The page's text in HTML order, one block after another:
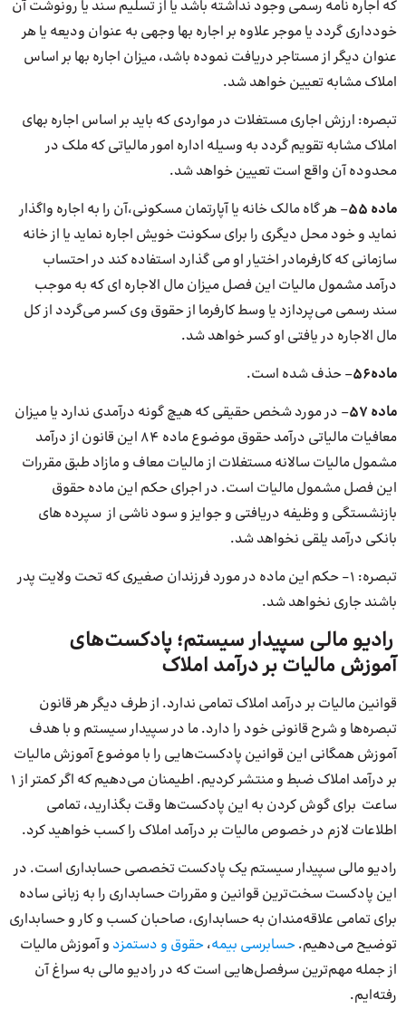
که اجاره نامه رسمی وجود نداشته باشد یا از تسلیم سند یا رونوشت آن
خودداری گردد یا موجر علاوه بر اجاره بها وجهی به عنوان ودیعه یا هر
عنوان دیگر از مستاجر دریافت نموده باشد، میزان اجاره بها بر اساس
املاک مشابه تعیین خواهد شد.
تبصره: ارزش اجاری مستغلات در مواردی که باید بر اساس اجاره بهای
املاک مشابه تقویم گردد به وسیله اداره امور مالیاتی که ملک در
محدوده آن واقع است تعیین خواهد شد.
ماده ۵۵– هر گاه مالک خانه یا آپارتمان مسکونی،آن را به اجاره واگذار
نماید و خود محل دیگری را برای سکونت خویش اجاره نماید یا از خانه
سازمانی که کارفرمادر اختیار او می گذارد استفاده کند در احتساب
درآمد مشمول مالیات این فصل میزان مال الاجاره ای که به موجب
سند رسمی می‌پردازد یا وسط کارفرما از حقوق وی کسر می‌گردد از کل
مال الاجاره در یافتی او کسر خواهد شد.
ماده۵۶– حذف شده است.
ماده ۵۷– در مورد شخص حقیقی که هیچ گونه درآمدی ندارد یا میزان
معافیات مالیاتی درآمد حقوق موضوع ماده ۸۴ این قانون از درآمد
مشمول مالیات سالانه مستغلات از مالیات معاف و مازاد طبق مقررات
این فصل مشمول مالیات است. در اجرای حکم این ماده حقوق
بازنشستگی و وظیفه دریافتی و جوایز و سود ناشی از سپرده های
بانکی درآمد یلقی نخواهد شد.
تبصره: ۱- حکم این ماده در مورد فرزندان صغیری که تحت ولایت پدر
باشند جاری نخواهد شد.
رادیو مالی سپیدار سیستم؛ پادکست‌های
آموزش مالیات بر درآمد املاک
قوانین مالیات بر درآمد املاک تمامی ندارد. از طرف دیگر هر قانون
تبصره‌ها و شرح قانونی خود را دارد. ما در سپیدار سیستم و با هدف
آموزش همگانی این قوانین پادکست‌هایی را با موضوع آموزش مالیات
بر درآمد املاک ضبط و منتشر کردیم. اطیمنان می‌دهیم که اگر کمتر از 1
ساعت برای گوش کردن به این پادکست‌ها وقت بگذارید، تمامی
اطلاعات لازم در خصوص مالیات بر درآمد املاک را کسب خواهید کرد.
رادیو مالی سپیدار سیستم یک پادکست تخصصی حسابداری است. در
این پادکست سخت‌ترین قوانین و مقررات حسابداری را به زبانی ساده
برای تمامی علاقه‌مندان به حسابداری، صاحبان کسب و کار و حسابداری
توضیح می‌دهیم.حسابرسی بیمه،حقوق و دستمزد و آموزش مالیات
از جمله مهم‌ترین سرفصل‌هایی است که در رادیو مالی به سراغ آن
رفته‌ایم.